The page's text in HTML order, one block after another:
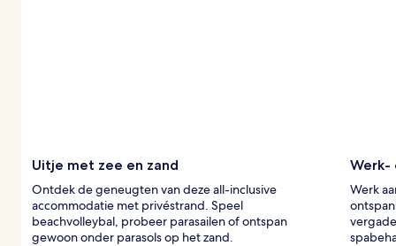
Uitje met zee en zand
Ontdek de geneugten van deze all-inclusive
accommodatie met privéstrand. Speel
beachvolleybal, probeer parasailen of ontspan
gewoon onder parasols op het zand.
Werk-
Werk